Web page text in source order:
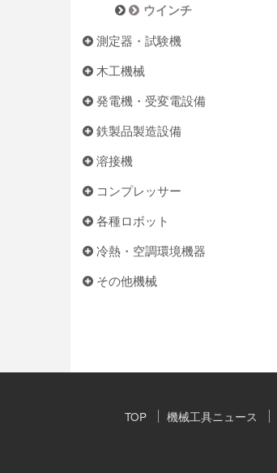
ウインチ
測定器・試験機
木工機械
発電機・受変電設備
鉄製品製造設備
溶接機
コンプレッサー
各種ロボット
冷熱・空調環境機器
その他機械
TOP 機械工具ニュース